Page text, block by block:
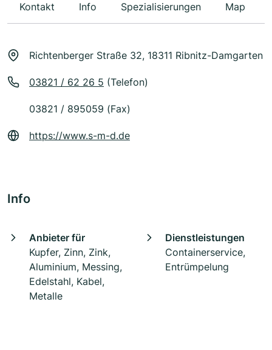
Kontakt Info Spezialisierungen Map
Richtenberger Straße 32, 18311 Ribnitz-Damgarten
03821 / 62 26 5 (Telefon)
03821 / 895059 (Fax)
https://www.s-m-d.de
Info
Anbieter für
Kupfer, Zinn, Zink,
Aluminium, Messing,
Edelstahl, Kabel,
Metalle
Dienstleistungen
Containerservice,
Entrümpelung